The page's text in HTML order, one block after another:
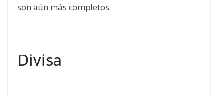
son aún más completos.
Divisa